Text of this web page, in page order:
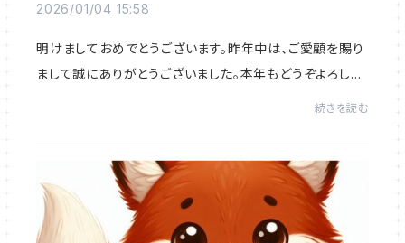
2026/01/04 15:58
明けましておめでとうございます。昨年中は、ご愛顧を賜り
まして誠にありがとうございました。本年もどうぞよろしく
お願いいたします。2026年が穏やかな一年となりますよう
続きを読む